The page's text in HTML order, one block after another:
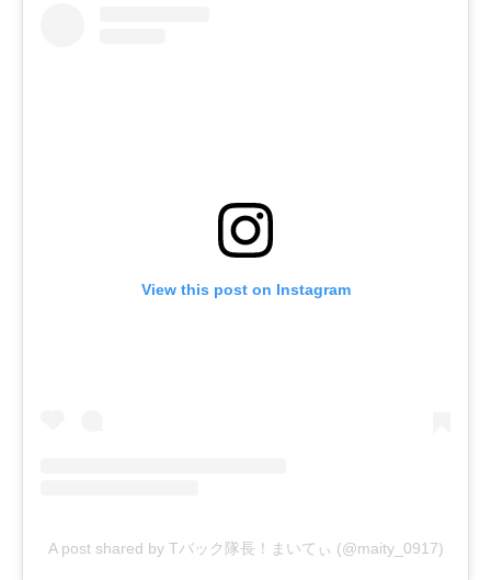
View this post on Instagram
A post shared by Tバック隊長！まいてぃ (@maity_0917)